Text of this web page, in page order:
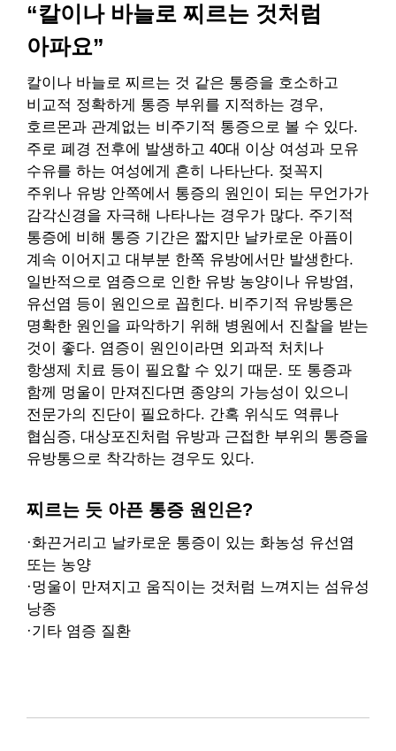
“칼이나 바늘로 찌르는 것처럼
아파요”
칼이나 바늘로 찌르는 것 같은 통증을 호소하고
비교적 정확하게 통증 부위를 지적하는 경우,
호르몬과 관계없는 비주기적 통증으로 볼 수 있다.
주로 폐경 전후에 발생하고 40대 이상 여성과 모유
수유를 하는 여성에게 흔히 나타난다. 젖꼭지
주위나 유방 안쪽에서 통증의 원인이 되는 무언가가
감각신경을 자극해 나타나는 경우가 많다. 주기적
통증에 비해 통증 기간은 짧지만 날카로운 아픔이
계속 이어지고 대부분 한쪽 유방에서만 발생한다.
일반적으로 염증으로 인한 유방 농양이나 유방염,
유선염 등이 원인으로 꼽힌다. 비주기적 유방통은
명확한 원인을 파악하기 위해 병원에서 진찰을 받는
것이 좋다. 염증이 원인이라면 외과적 처치나
항생제 치료 등이 필요할 수 있기 때문. 또 통증과
함께 멍울이 만져진다면 종양의 가능성이 있으니
전문가의 진단이 필요하다. 간혹 위식도 역류나
협심증, 대상포진처럼 유방과 근접한 부위의 통증을
유방통으로 착각하는 경우도 있다.
찌르는 듯 아픈 통증 원인은?
·화끈거리고 날카로운 통증이 있는 화농성 유선염
또는 농양
·멍울이 만져지고 움직이는 것처럼 느껴지는 섬유성
낭종
·기타 염증 질환